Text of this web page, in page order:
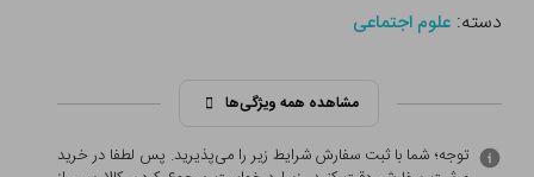
دسته:علوم اجتماعی
مشاهده همه ویژگی‌ها
توجه؛ شما با ثبت سفارش شرایط زیر را می‌پذیرید. پس لطفا در خرید